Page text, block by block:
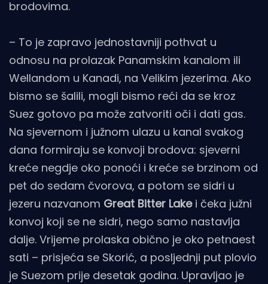
brodovima.
– To je zapravo jednostavniji pothvat u
odnosu na prolazak Panamskim kanalom ili
Wellandom u Kanadi, na Velikim jezerima. Ako
bismo se šalili, mogli bismo reći da se kroz
Suez gotovo pa može zatvoriti oči i dati gas.
Na sjevernom i južnom ulazu u kanal svakog
dana formiraju se konvoji brodova: sjeverni
kreće negdje oko ponoći i kreće se brzinom od
pet do sedam čvorova, a potom se sidri u
jezeru nazvanom Great Bitter Lakei čeka južni
konvoj koji se ne sidri, nego samo nastavlja
dalje. Vrijeme prolaska obično je oko petnaest
sati – prisjeća se Skorić, a posljednji put plovio
je Suezom prije desetak godina. Upravljao je